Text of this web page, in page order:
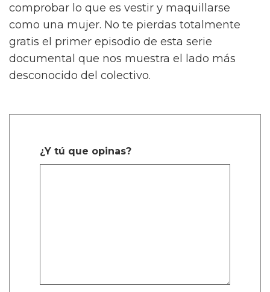
comprobar lo que es vestir y maquillarse
como una mujer. No te pierdas totalmente
gratis el primer episodio de esta serie
documental que nos muestra el lado más
desconocido del colectivo.
¿Y tú que opinas?